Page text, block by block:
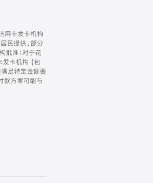
用卡发卡机构
民提供。部分
批准；对于花
发卡机构 (包
足特定金额要
款方案可能与